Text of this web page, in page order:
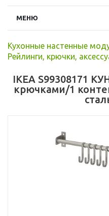
МЕНЮ
Кухонные настенные
Рейлинги, крючки,
IKEA S99308171
крючками/1